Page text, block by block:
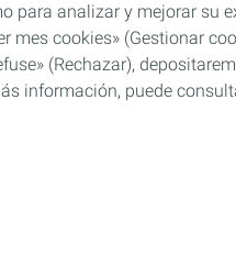
para analizar y mejorar su
cookies» (Gestionar
(Rechazar),
información, puede